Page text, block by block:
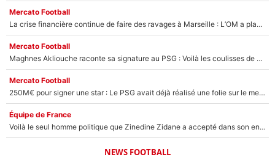
Mercato Football
La crise financière continue de faire des ravages à Marseille : L’OM a placé 12 joueurs sur le marché des transferts… et ça pourrait lui rapporter près de 100M€ !
Mercato Football
Maghnes Akliouche raconte sa signature au PSG : Voilà les coulisses de son transfert de rêve à 50M€
Mercato Football
250M€ pour signer une star : Le PSG avait déjà réalisé une folie sur le mercato bien avant Neymar !
Équipe de France
Voilà le seul homme politique que Zinedine Zidane a accepté dans son entourage : «Je garde un très bon souvenir de lui»
NEWS FOOTBALL